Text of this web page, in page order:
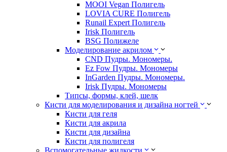
MOOI Vegan Полигель
LOVIA CURE Полигель
Runail Expert Полигель
Irisk Полигель
BSG Полижеле
Моделирование акрилом
CND Пудры. Мономеры.
Ez Fow Пудры. Мономеры
InGarden Пудры. Мономеры.
Irisk Пудры. Мономеры
Типсы, формы, клей, шелк
Кисти для моделирования и дизайна ногтей
Кисти для геля
Кисти для акрила
Кисти для дизайна
Кисти для полигеля
Вспомогательные жидкости